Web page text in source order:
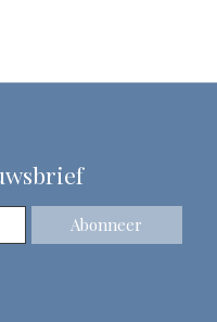
Abonneer